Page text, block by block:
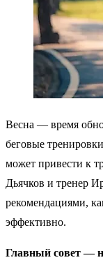
Весна — время
беговые
может привести к
Дьячков и тренер
рекомендациями,
эффективно.
Главный совет —